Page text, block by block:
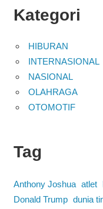
Kategori
HIBURAN
INTERNASIONAL
NASIONAL
OLAHRAGA
OTOMOTIF
Tag
Anthony Joshua atlet
Donald Trump dunia